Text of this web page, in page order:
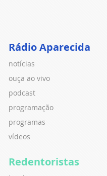
Rádio Aparecida
notícias
ouça ao vivo
podcast
programação
programas
vídeos
Redentoristas